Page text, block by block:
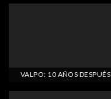
VALPO: 10 AÑOS DESPUÉS